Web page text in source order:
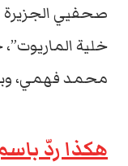
صحفيي الجزيرة
خلية
محمد فهمي،
هكذا ردّ